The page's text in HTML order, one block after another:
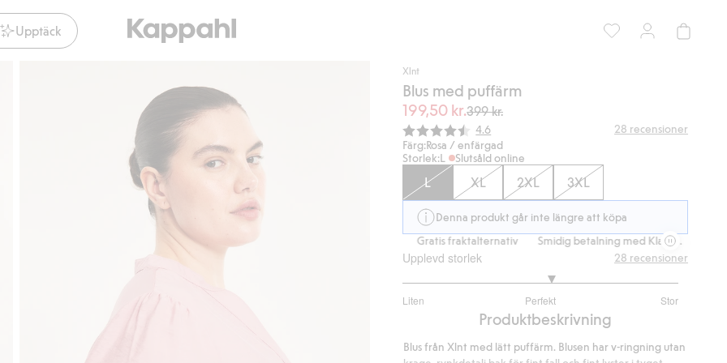
Upptäck
Xlnt
Blus med puffärm
199,50 kr.399 kr.
Snittbetyg:
4.6 28 recensioner
Färg:Rosa / enfärgad
Storlek:L Slutsåld online
L XL 2XL 3XL
Denna produkt går inte längre att köpa
Gratis fraktalternativ
Gratis fraktalternativ Smidig betalning med Klarna. Gratis
Upplevd storlek
Liten Perfekt Stor
utav
23
28 recensioner
Produktbeskrivning
Blus från Xlnt med lätt puffärm. Blusen har v-ringning utan